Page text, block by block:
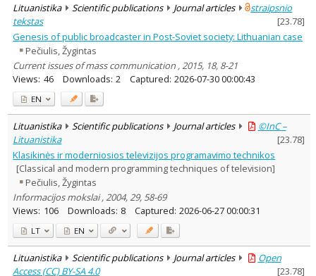
Lituanistika Scientific publications Journal articles
straipsnio
tekstas
[23.78]
Genesis of public broadcaster in Post-Soviet society: Lithuanian case
Pečiulis, Žygintas
Current issues of mass communication , 2015, 18, 8-21
Views: 46 Downloads: 2 Captured: 2026-07-30 00:00:43
EN
Lituanistika Scientific publications Journal articles
©InC –
Lituanistika
[23.78]
Klasikinės ir moderniosios televizijos programavimo technikos
[Classical and modern programming techniques of television]
Pečiulis, Žygintas
Informacijos mokslai , 2004, 29, 58-69
Views: 106 Downloads: 8 Captured: 2026-06-27 00:00:31
LT EN
Lituanistika Scientific publications Journal articles
Open
Access (CC) BY-SA 4.0
[23.78]